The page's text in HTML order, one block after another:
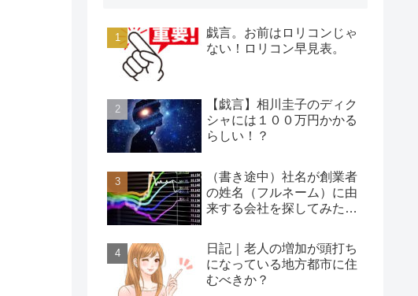
戯言。お前はロリコンじゃ
ない！ロリコン早見表。
【戯言】相川圭子のディク
シャには１００万円かかる
らしい！？
（書き途中）社名が創業者
の姓名（フルネーム）に由
来する会社を探してみた…
日記｜老人の増加が頭打ち
になっている地方都市に住
むべきか？